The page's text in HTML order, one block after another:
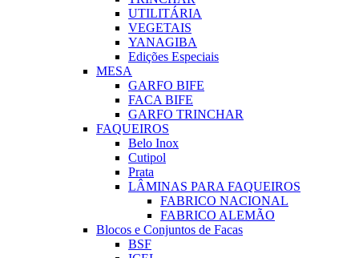
UTILITÁRIA
VEGETAIS
YANAGIBA
Edições Especiais
MESA
GARFO BIFE
FACA BIFE
GARFO TRINCHAR
FAQUEIROS
Belo Inox
Cutipol
Prata
LÂMINAS PARA FAQUEIROS
FABRICO NACIONAL
FABRICO ALEMÃO
Blocos e Conjuntos de Facas
BSF